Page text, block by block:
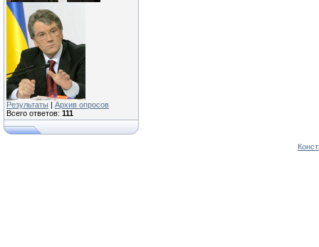
Результаты | Архив опросов
Всего ответов: 111